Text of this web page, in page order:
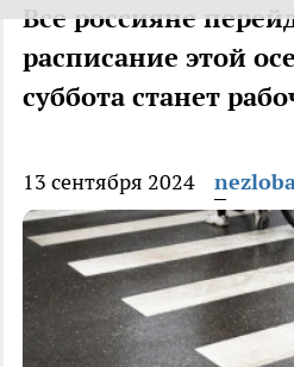
Все россияне
расписание этой
суббота станет
13 сентября 2024